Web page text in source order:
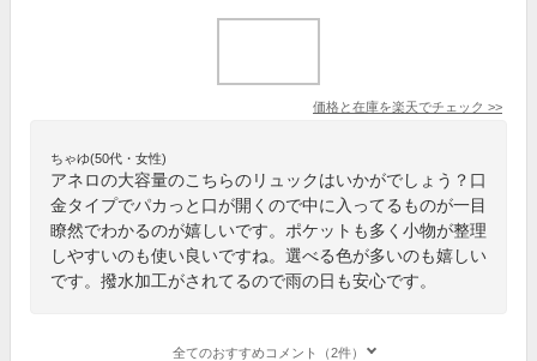
価格と在庫を楽天でチェック >>
ちゃゆ(50代・女性)
アネロの大容量のこちらのリュックはいかがでしょう？口
金タイプでパカっと口が開くので中に入ってるものが一目
瞭然でわかるのが嬉しいです。ポケットも多く小物が整理
しやすいのも使い良いですね。選べる色が多いのも嬉しい
です。撥水加工がされてるので雨の日も安心です。
全てのおすすめコメント（2件）